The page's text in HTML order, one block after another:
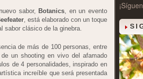
sabor, Botanics, en un evento
, está elaborado con un toque
sabor clásico de la ginebra.
de más de 100 personas, entre
un shooting en vivo del afamado
de 4 personalidades, inspirado en
increíble que será presentada